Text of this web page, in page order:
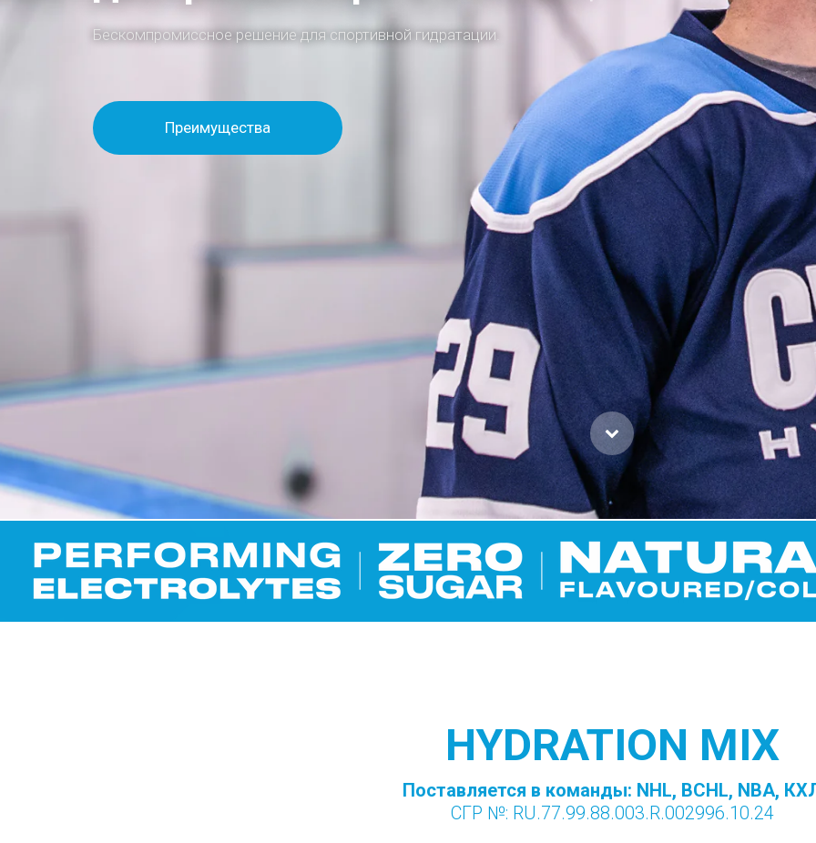
Бескомпромиссное решение для спортивной гидратации.
Преимущества
HYDRATION MIX
Поставляется в команды: NHL, BCHL, NBA,
СГР №: RU.77.99.88.003.R.002996.10.24